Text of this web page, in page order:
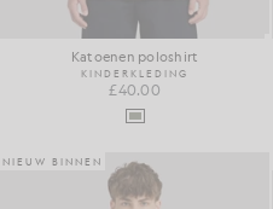
Katoenen poloshirt
KINDERKLEDING
£40.00
NIEUW BINNEN